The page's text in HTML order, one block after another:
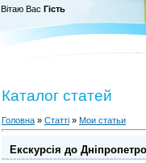
Вітаю Вас Гість
Каталог статей
Головна » Статті » Мои статьи
Екскурсія до